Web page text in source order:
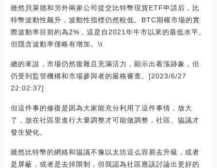
雖然貝萊德和另外兩家公司提交比特幣現貨ETF申請后，比
特幣波動性飆升，波動性指標仍然較低。BTC期權市場的實
際波動率目前約為2%，這是自2021年牛市以來的最低水平。
但隱含波動率僅略有增加。\t
總的來說，市場仍然復雜且充滿活力，顯示出看漲跡象，但
仍受到監管機構和市場參與者的嚴格審查。[2023/6/27
22:02:37]
但這件事的修復是因為大家能充分利用了這件事情，放大
了，放在社區里進行大量調整才可能做調整，社區、協議才
發生變化。
雖然比特幣的網絡和協議不像以太坊這么容易去升級，或者
是屏蔽，或者是去掉限制，但我認為社區應該討論出更好的